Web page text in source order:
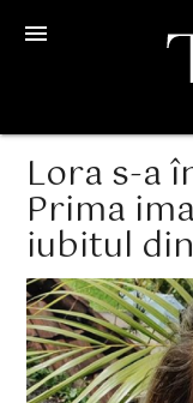
menu
Lora s-a
Prima
iubitul